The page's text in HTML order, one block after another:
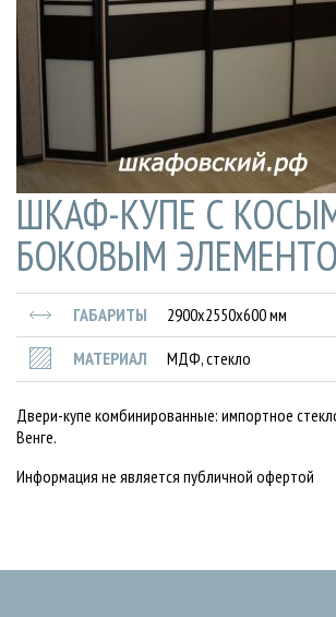
ШКАФ-КУПЕ С
БОКОВЫМ
ГАБАРИТЫ
2900x2550x600 мм
МАТЕРИАЛ
МДФ, стекло
Двери-купе комбинированные: импортное
Венге.
Информация не является публичной офертой